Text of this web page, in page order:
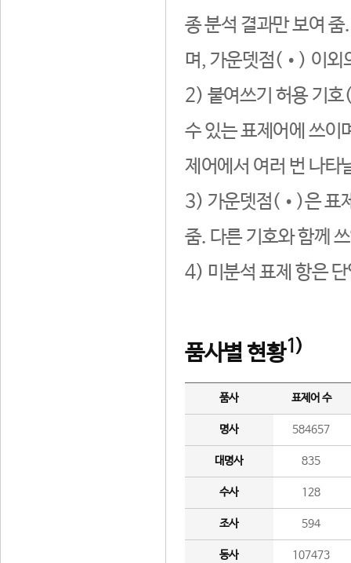
종 분석 결과만 보여
며, 가운뎃점(•) 이외
2) 붙여쓰기 허용 기호
수 있는 표제어에 쓰이
제어에서 여러 번 나타
3) 가운뎃점(•)은 표
줌. 다른 기호와 함께
4) 미분석 표제 항은
품사별 현황1)
품사 표제어 수
명사 584657
대명사 835
수사 128
조사 594
동사 107473